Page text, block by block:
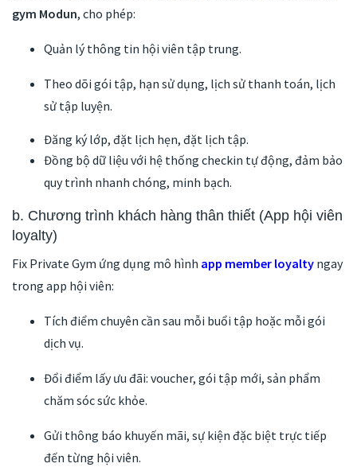
gym Modun, cho phép:
Quản lý thông tin hội viên tập trung.
Theo dõi gói tập, hạn sử dụng, lịch sử thanh toán, lịch
sử tập luyện.
Đăng ký lớp, đặt lịch hẹn, đặt lịch tập.
Đồng bộ dữ liệu với hệ thống checkin tự động, đảm bảo
quy trình nhanh chóng, minh bạch.
b. Chương trình khách hàng thân thiết (App hội viên
loyalty)
Fix Private Gym ứng dụng mô hình app member loyalty ngay
trong app hội viên:
Tích điểm chuyên cần sau mỗi buổi tập hoặc mỗi gói
dịch vụ.
Đổi điểm lấy ưu đãi: voucher, gói tập mới, sản phẩm
chăm sóc sức khỏe.
Gửi thông báo khuyến mãi, sự kiện đặc biệt trực tiếp
đến từng hội viên.